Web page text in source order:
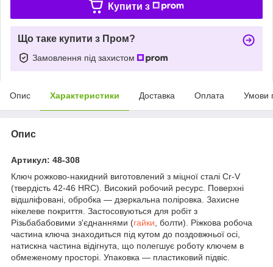
Купити з
Що таке купити з Пром?
Замовлення під захистом
Опис Характеристики Доставка Оплата Умови
Опис
Артикул: 48-308
Ключ рожково-накидний виготовлений з міцної сталі Cr-V
(твердість 42-46 HRC). Високий робочий ресурс. Поверхні
відшліфовані, обробка — дзеркальна поліровка. Захисне
нікелеве покриття. Застосовуються для робіт з
Різьбабабовими з'єднаннями (гайки , болти). Ріжкова робоча
частина ключа знаходиться під кутом до поздовжньої осі,
натискна частина відігнута, що полегшує роботу ключем в
обмеженому просторі. Упаковка — пластиковий підвіс.